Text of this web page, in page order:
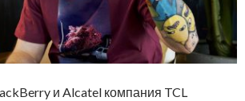
и Alcatel компания TCL